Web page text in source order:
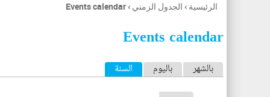
أنت
هنا
الرئيسية › الجدول الزمني ›
Events calendar
Events calendar
ا بالشهر باليوم السنة (علامة التبويب النشطة)